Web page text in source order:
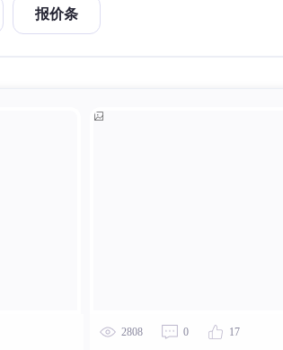
报价条
2808 0 17